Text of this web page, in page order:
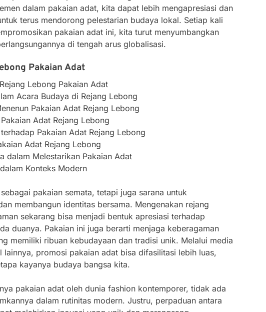
dalam pakaian adat, kita dapat lebih mengapresiasi dan
terus mendorong pelestarian budaya lokal. Setiap kali
pakaian adat ini, kita turut menyumbangkan
di tengah arus globalisasi.
Pakaian Adat
Lebong Pakaian Adat
Acara Budaya di Rejang Lebong
Pakaian Adat Rejang Lebong
Adat Rejang Lebong
Pakaian Adat Rejang Lebong
Adat Rejang Lebong
dalam Melestarikan Pakaian Adat
Konteks Modern
pakaian semata, tetapi juga sarana untuk
membangun identitas bersama. Mengenakan rejang
sekarang bisa menjadi bentuk apresiasi terhadap
duanya. Pakaian ini juga berarti menjaga keberagaman
memiliki ribuan kebudayaan dan tradisi unik. Melalui media
promosi pakaian adat bisa difasilitasi lebih luas,
kayanya budaya bangsa kita.
pakaian adat oleh dunia fashion kontemporer, tidak ada
dalam rutinitas modern. Justru, perpaduan antara